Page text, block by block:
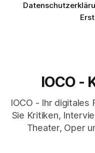
IOCO -
IOCO - Ihr digitales
Sie Kritiken,
Theater, Oper